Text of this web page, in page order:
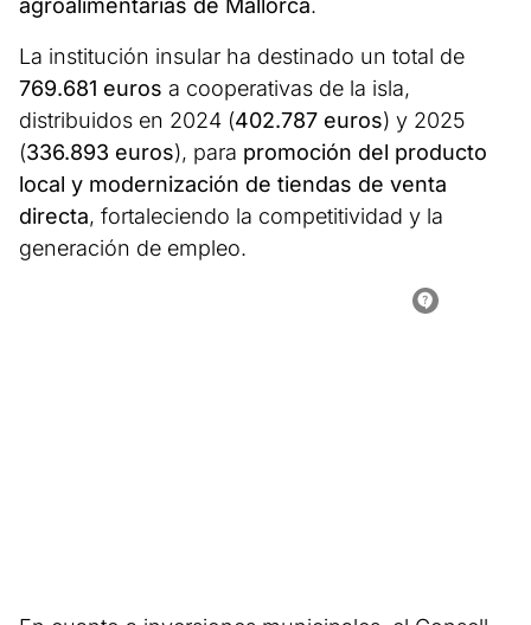
agroalimentarias de Mallorca.
La institución insular ha destinado un total de
769.681 euros a cooperativas de la isla,
distribuidos en 2024 (402.787 euros) y 2025
(336.893 euros), para promoción del producto
local y modernización de tiendas de venta
directa, fortaleciendo la competitividad y la
generación de empleo.